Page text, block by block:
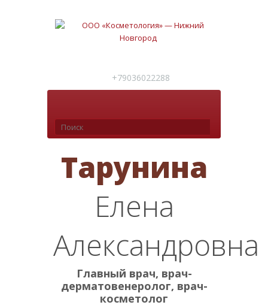
+79036022288
Тарунина
Елена
Александровна
Главный врач, врач-
дерматовенеролог, врач-
косметолог